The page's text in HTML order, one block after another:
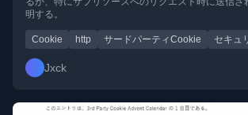
明する。
Cookie http サードパーティCookie セキュ
Jxck